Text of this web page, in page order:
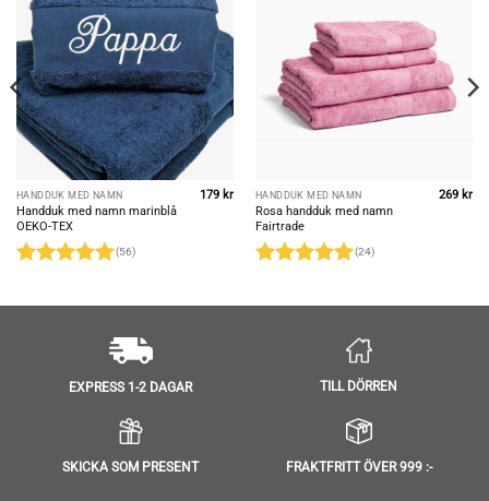
HANDDUK MED NAMN
Handduk med namn marinblå
OEKO-TEX
(56)
179kr HANDDUK MED NAMN
Rosa handduk med namn
Fairtrade
(24)
269kr
EXPRESS 1-2 DAGAR TILL DÖRREN
SKICKA SOM PRESENT FRAKTFRITT ÖVER 999 :-